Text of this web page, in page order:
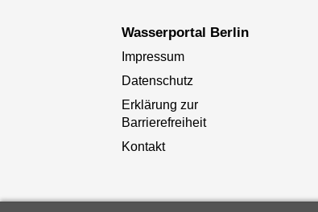
Wasserportal Berlin
Impressum
Datenschutz
Erklärung zur
Barrierefreiheit
Kontakt